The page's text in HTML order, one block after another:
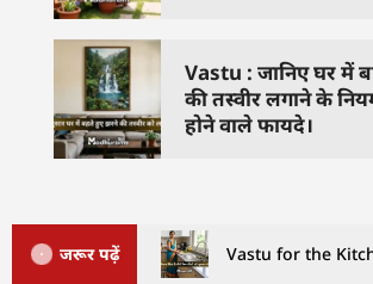
Vastu : जानिए घर में
की तस्वीर लगाने के
होने वाले फायदे।
जरूर पढ़ें Vastu for the